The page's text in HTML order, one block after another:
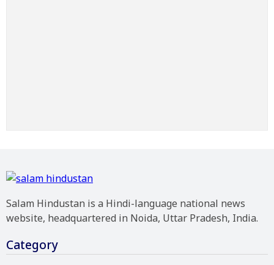
Salam Hindustan is a Hindi-language national news
website, headquartered in Noida, Uttar Pradesh, India.
Category